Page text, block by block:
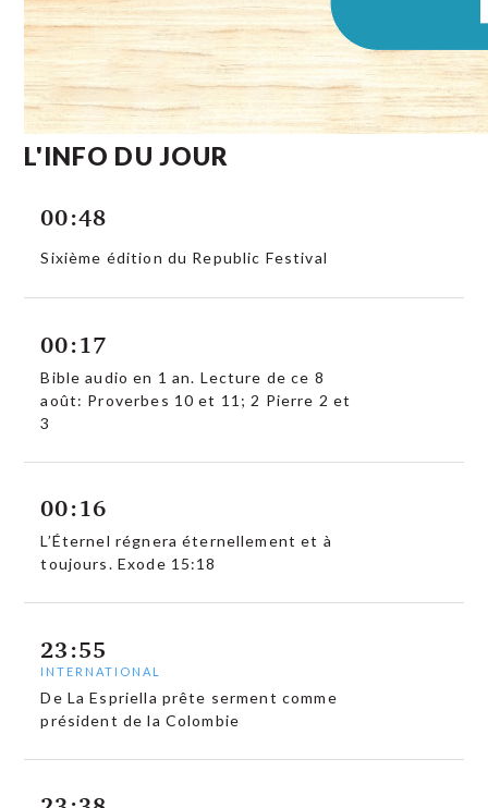
L'INFO DU JOUR
00:48
Sixième édition du Republic Festival
00:17
Bible audio en 1 an. Lecture de ce 8
août: Proverbes 10 et 11; 2 Pierre 2 et
3
00:16
L’Éternel régnera éternellement et à
toujours. Exode 15:18
23:55
INTERNATIONAL
De La Espriella prête serment comme
président de la Colombie